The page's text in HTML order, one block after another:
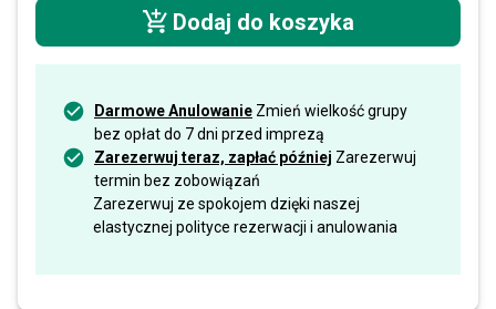
Dodaj do koszyka
Darmowe Anulowanie Zmień wielkość grupy
bez opłat do 7 dni przed imprezą
Zarezerwuj teraz, zapłać później Zarezerwuj
termin bez zobowiązań
Zarezerwuj ze spokojem dzięki naszej
elastycznej polityce rezerwacji i anulowania